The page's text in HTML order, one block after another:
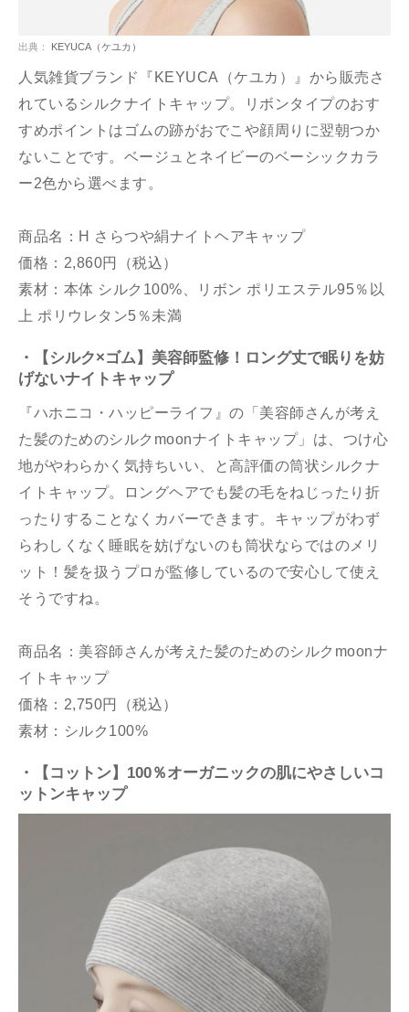
出典： KEYUCA（ケユカ）
人気雑貨ブランド『KEYUCA（ケユカ）』から販売さ
れているシルクナイトキャップ。リボンタイプのおす
すめポイントはゴムの跡がおでこや顔周りに翌朝つか
ないことです。ベージュとネイビーのベーシックカラ
ー2色から選べます。
商品名：H さらつや絹ナイトヘアキャップ
価格：2,860円（税込）
素材：本体 シルク100%、リボン ポリエステル95％以
上 ポリウレタン5％未満
・【シルク×ゴム】美容師監修！ロング丈で眠りを妨
げないナイトキャップ
『ハホニコ・ハッピーライフ』の「美容師さんが考え
た髪のためのシルクmoonナイトキャップ」は、つけ心
地がやわらかく気持ちいい、と高評価の筒状シルクナ
イトキャップ。ロングヘアでも髪の毛をねじったり折
ったりすることなくカバーできます。キャップがわず
らわしくなく睡眠を妨げないのも筒状ならではのメリ
ット！髪を扱うプロが監修しているので安心して使え
そうですね。
商品名：美容師さんが考えた髪のためのシルクmoonナ
イトキャップ
価格：2,750円（税込）
素材：シルク100%
・【コットン】100％オーガニックの肌にやさしいコ
ットンキャップ